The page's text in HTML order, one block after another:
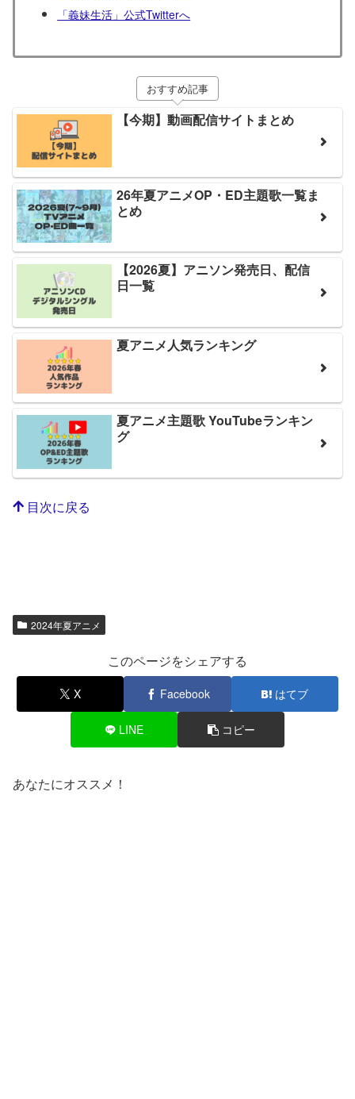
「義妹生活」公式Twitterへ
おすすめ記事
【今期】動画配信サイトまとめ
26年夏アニメOP・ED主題歌一覧ま
とめ
【2026夏】アニソン発売日、配信
日一覧
夏アニメ人気ランキング
夏アニメ主題歌 YouTubeランキン
グ
目次に戻る
2024年夏アニメ
このページをシェアする
X Facebook はてブ
LINE コピー
あなたにオススメ！